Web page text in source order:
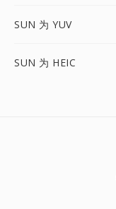
SUN 为 YUV
SUN 为 HEIC